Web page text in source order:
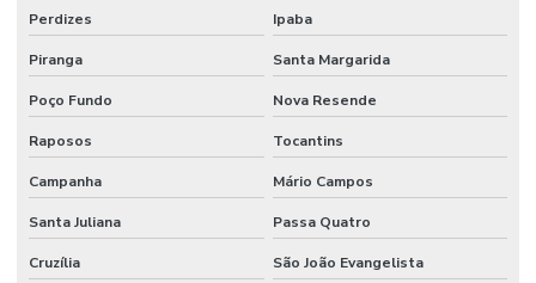
Perdizes Ipaba
Piranga Santa Margarida
Poço Fundo Nova Resende
Raposos Tocantins
Campanha Mário Campos
Santa Juliana Passa Quatro
Cruzília São João Evangelista